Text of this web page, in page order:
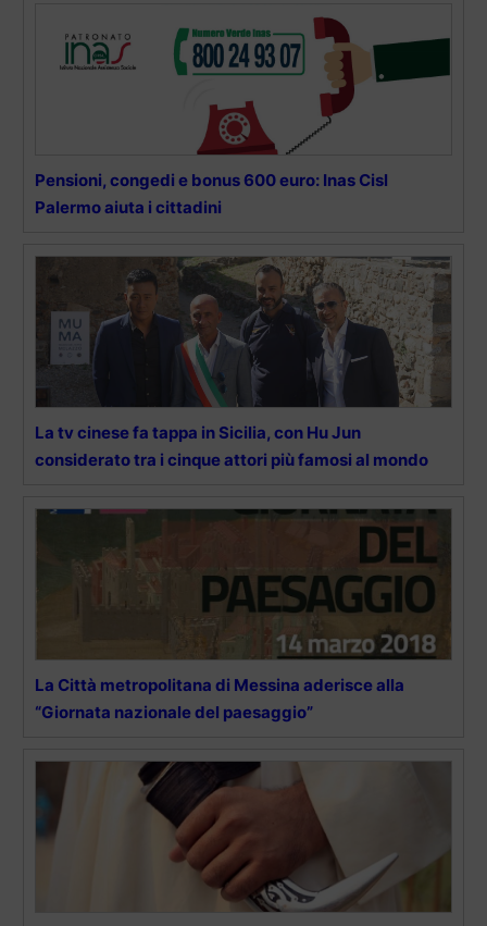
Pensioni, congedi e bonus 600 euro: Inas Cisl
Palermo aiuta i cittadini
La tv cinese fa tappa in Sicilia, con Hu Jun
considerato tra i cinque attori più famosi al mondo
La Città metropolitana di Messina aderisce alla
“Giornata nazionale del paesaggio”